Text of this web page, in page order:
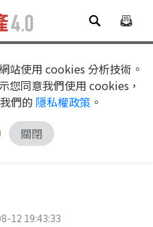
站使用 cookies 分析技術。
您同意我們使用 cookies，
們的 隱私權政策 。
關閉
12 19:43:33